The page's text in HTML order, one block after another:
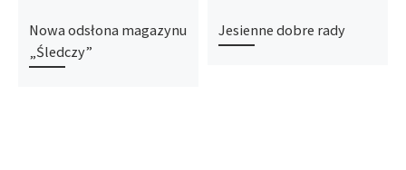
Nowa odsłona magazynu
„Śledczy”
Jesienne dobre rady